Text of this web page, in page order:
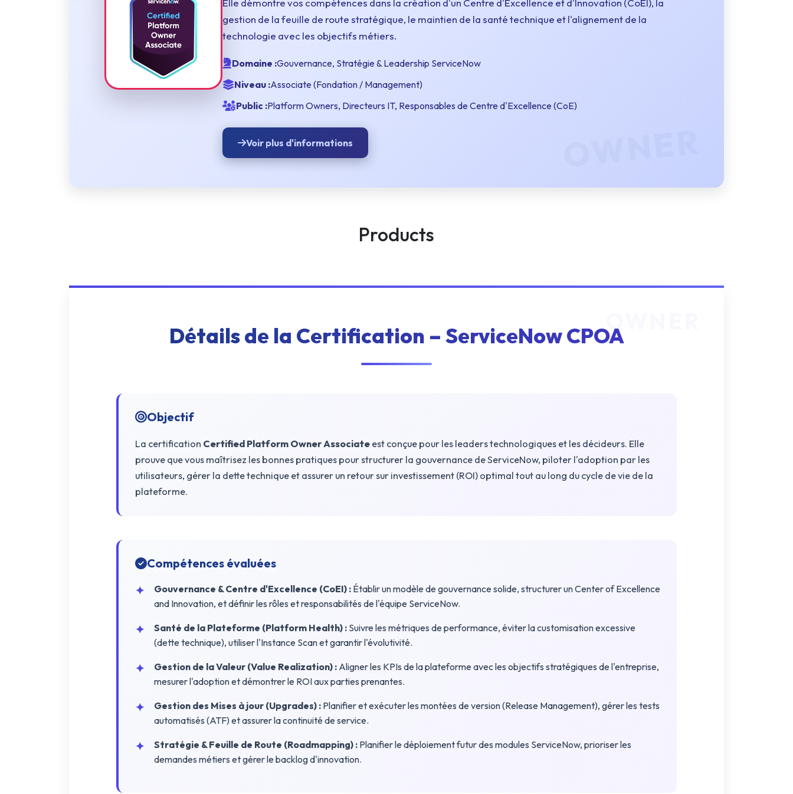
Terraform
DevOps
servicenow
Apple
AWS
Oracle
wordpress
CISSP
axelos
Intelligence Artificielle
Elle démontre vos compétences dans la création d'un Centre d'Excellence et d'Innovation (CoEI), la
gestion de la feuille de route stratégique, le maintien de la santé technique et l'alignement de la
technologie avec les objectifs métiers.
Domaine :Gouvernance, Stratégie & Leadership ServiceNow
Niveau :Associate (Fondation / Management)
Public :Platform Owners, Directeurs IT, Responsables de Centre d'Excellence (CoE)
Voir plus d'informations
Products
Détails de la Certification – ServiceNow CPOA
Objectif
La certification Certified Platform Owner Associate est conçue pour les leaders technologiques et les décideurs. Elle
prouve que vous maîtrisez les bonnes pratiques pour structurer la gouvernance de ServiceNow, piloter l'adoption par les
utilisateurs, gérer la dette technique et assurer un retour sur investissement (ROI) optimal tout au long du cycle de vie de la
plateforme.
Compétences évaluées
Gouvernance & Centre d'Excellence (CoEI) : Établir un modèle de gouvernance solide, structurer un Center of Excellence
and Innovation, et définir les rôles et responsabilités de l'équipe ServiceNow.
Santé de la Plateforme (Platform Health) : Suivre les métriques de performance, éviter la customisation excessive
(dette technique), utiliser l'Instance Scan et garantir l'évolutivité.
Gestion de la Valeur (Value Realization) : Aligner les KPIs de la plateforme avec les objectifs stratégiques de l'entreprise,
mesurer l'adoption et démontrer le ROI aux parties prenantes.
Gestion des Mises à jour (Upgrades) : Planifier et exécuter les montées de version (Release Management), gérer les tests
automatisés (ATF) et assurer la continuité de service.
Stratégie & Feuille de Route (Roadmapping) : Planifier le déploiement futur des modules ServiceNow, prioriser les
demandes métiers et gérer le backlog d'innovation.